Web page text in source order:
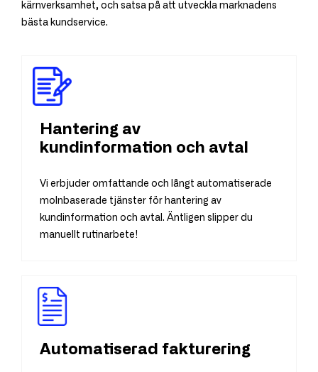
kärnverksamhet, och satsa på att utveckla marknadens
bästa kundservice.
Hantering av
kundinformation och avtal
Vi erbjuder omfattande och långt automatiserade
molnbaserade tjänster för hantering av
kundinformation och avtal. Äntligen slipper du
manuellt rutinarbete!
Automatiserad fakturering